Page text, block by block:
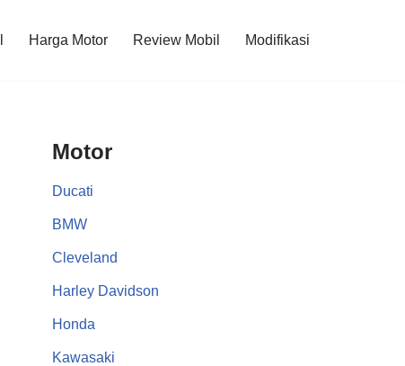
Harga Motor Review Mobil Modifikasi
Motor
Ducati
BMW
Cleveland
Harley Davidson
Honda
Kawasaki